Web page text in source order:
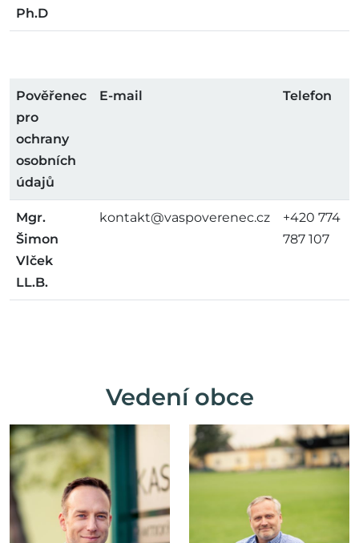
Ph.D
Pověřenec
pro
ochrany
osobních
údajů
E-mail Telefon
Mgr.
Šimon
Vlček
LL.B.
kontakt@vaspoverenec.cz
+420 774
787 107
Vedení obce